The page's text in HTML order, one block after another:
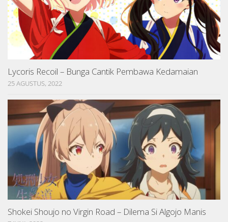
Lycoris Recoil – Bunga Cantik Pembawa Kedamaian
25 AGUSTUS, 2022
Shokei Shoujo no Virgin Road – Dilema Si Algojo Manis